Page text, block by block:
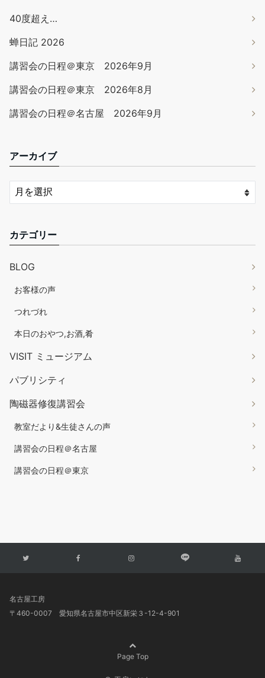
40度超え…
蝉日記 2026
講習会の日程＠東京 2026年9月
講習会の日程＠東京 2026年8月
講習会の日程＠名古屋 2026年9月
アーカイブ
カテゴリー
BLOG
お客様の声
つれづれ
本日のおやつ,お酒,肴
VISIT ミュージアム
パブリシティ
陶磁器修復講習会
教室だより&生徒さんの声
講習会の日程＠名古屋
講習会の日程＠東京
名古屋工房
〒460-0007 愛知県名古屋市中区新栄３-12-4-901
Page Top